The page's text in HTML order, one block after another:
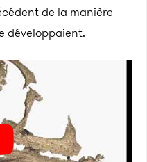
de la manière
développaient.